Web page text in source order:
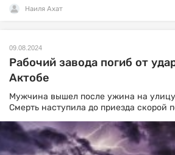
Наиля Ахат
09.08.2024
Рабочий завода погиб от
Актобе
Мужчина вышел после ужина на
Смерть наступила до приезда скорой